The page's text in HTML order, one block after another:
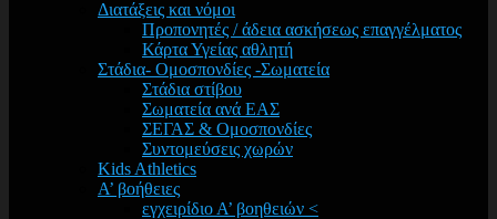
Διατάξεις και νόμοι
Προπονητές / άδεια ασκήσεως επαγγέλματος
Κάρτα Υγείας αθλητή
Στάδια- Ομοσπονδίες -Σωματεία
Στάδια στίβου
Σωματεία ανά ΕΑΣ
ΣΕΓΑΣ & Ομοσπονδίες
Συντομεύσεις χωρών
Kids Athletics
Α’ βοήθειες
εγχειρίδιο Α’ βοηθειών <